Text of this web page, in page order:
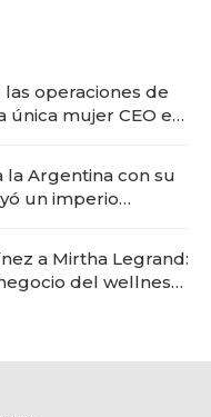
operaciones de
única mujer CEO en
la Argentina con su
un imperio
a Mirtha Legrand:
del wellness